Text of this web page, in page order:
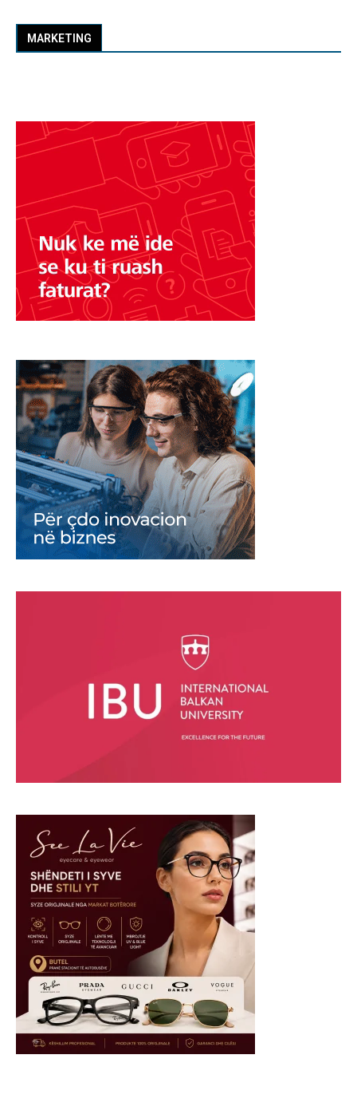
MARKETING